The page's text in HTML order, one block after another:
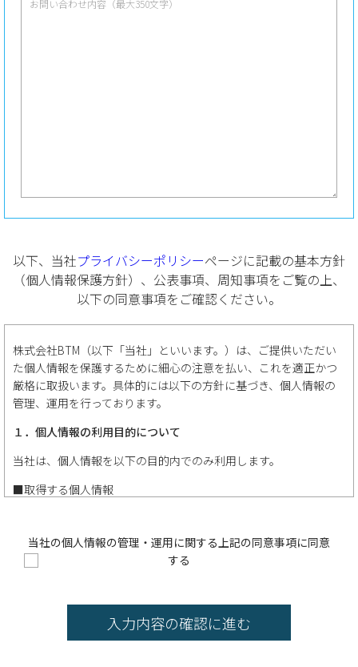
以下、当社プライバシーポリシーページに記載の基本方針
（個人情報保護方針）、公表事項、周知事項をご覧の上、
以下の同意事項をご確認ください。
株式会社BTM（以下「当社」といいます。）は、ご提供いただい
た個人情報を保護するために細心の注意を払い、これを適正かつ
厳格に取扱います。具体的には以下の方針に基づき、個人情報の
管理、運用を行っております。
１．個人情報の利用目的について
当社は、個人情報を以下の目的内でのみ利用します。
■取得する個人情報
■利用目的
②採用選考業務のため
当社の個人情報の管理・運用に関する上記の同意事項に同意
する